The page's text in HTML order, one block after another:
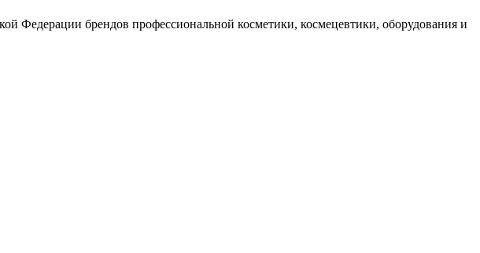
брендов профессиональной косметики, космецевтики, оборудования и